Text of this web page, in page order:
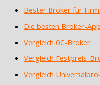
Bester Broker für
Die besten Broker-
Vergleich 0€-Broker
Vergleich Festpreis-
Vergleich